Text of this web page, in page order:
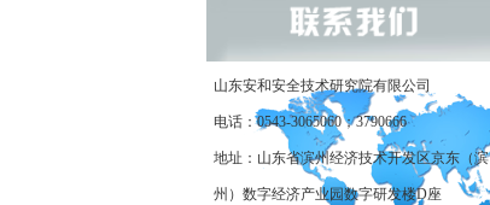
山东安和安全技术研究院有限公司
电话：0543-3065060；3790666
地址：山东省滨州经济技术开发区京东（滨
州）数字经济产业园数字研发楼D座